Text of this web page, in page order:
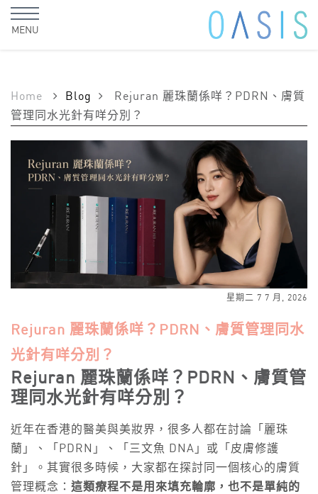
MENU
Home Blog
Rejuran 麗珠蘭係咩？PDRN、膚質
管理同水光針有咩分別？
星期二 7 7 月, 2026
Rejuran 麗珠蘭係咩？PDRN、膚質管理同水
光針有咩分別？
Rejuran 麗珠蘭係咩？PDRN、膚質管
理同水光針有咩分別？
近年在香港的醫美與美妝界，很多人都在討論「麗珠
蘭」、「PDRN」、「三文魚 DNA」或「皮膚修護
針」。其實很多時候，大家都在探討同一個核心的膚質
管理概念： 這類療程不是用來填充輪廓，也不是單純的